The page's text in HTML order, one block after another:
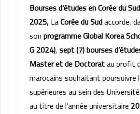
Bourses d'études en Corée du
2025,LaCorée du Sudaccorde,
sonprogramme Global Korea
G 2024),sept (7) bourses
Master et de Doctoratau profit
marocains souhaitant poursuivre
supérieures au sein des
au titre de l’année universitaire